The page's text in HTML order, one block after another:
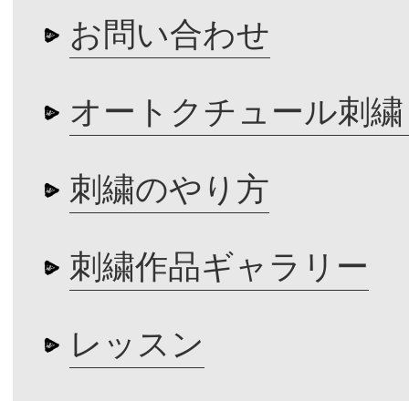
お問い合わせ
オートクチュール刺
刺繍のやり方
刺繍作品ギャラリー
レッスン